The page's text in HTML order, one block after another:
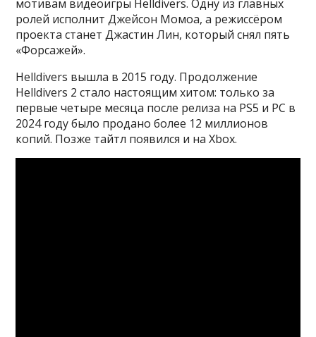
мотивам видеоигры Helldivers. Одну из главных
ролей исполнит Джейсон Момоа, а режиссёром
проекта станет Джастин Лин, который снял пять
«Форсажей».
Helldivers вышла в 2015 году. Продолжение
Helldivers 2 стало настоящим хитом: только за
первые четыре месяца после релиза на PS5 и PC в
2024 году было продано более 12 миллионов
копий. Позже тайтл появился и на Xbox.